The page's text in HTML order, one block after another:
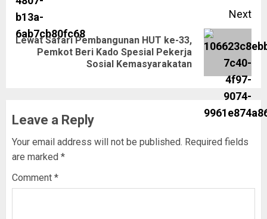
Next
Lewat Safari Pembangunan HUT ke-33,
Pemkot Beri Kado Spesial Pekerja
Sosial Kemasyarakatan
Leave a Reply
Your email address will not be published. Required fields
are marked *
Comment *